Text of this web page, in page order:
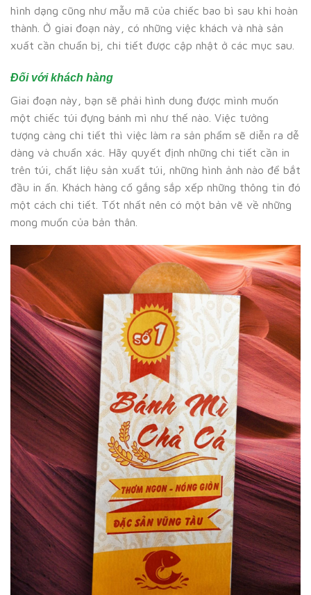
hình dạng cũng như mẫu mã của chiếc bao bì sau khi hoàn
thành. Ở giai đoạn này, có những việc khách và nhà sản
xuất cần chuẩn bị, chi tiết được cập nhật ở các mục sau.
Đối với khách hàng
Giai đoạn này, bạn sẽ phải hình dung được mình muốn
một chiếc túi đựng bánh mì như thế nào. Việc tưởng
tượng càng chi tiết thì việc làm ra sản phẩm sẽ diễn ra dễ
dàng và chuẩn xác. Hãy quyết định những chi tiết cần in
trên túi, chất liệu sản xuất túi, những hình ảnh nào để bắt
đầu in ấn. Khách hàng cố gắng sắp xếp những thông tin đó
một cách chi tiết. Tốt nhất nên có một bản vẽ về những
mong muốn của bản thân.